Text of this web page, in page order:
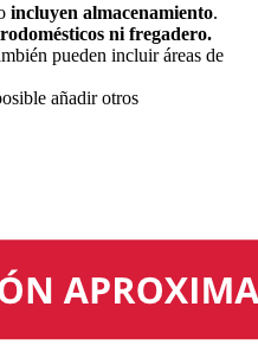
incluyen almacenamiento.
ni fregadero.
pueden incluir áreas de
añadir otros